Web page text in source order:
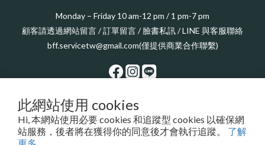
此網站使用 cookies
Hi, 本網站使用必要 cookies 和追蹤型 cookies 以確保網
站服務，後者將在獲得你的同意後才會執行追蹤。 了解
Monday – Friday 10 am-12 pm / 1 pm-7 pm
顧客請透過網站留言 / 訂單留言 / 臉書私訊 / LINE 與客服聯絡
bff.servicetw@gmail.com(僅提供商業合作聯繫)
$ TWD 繁體中文